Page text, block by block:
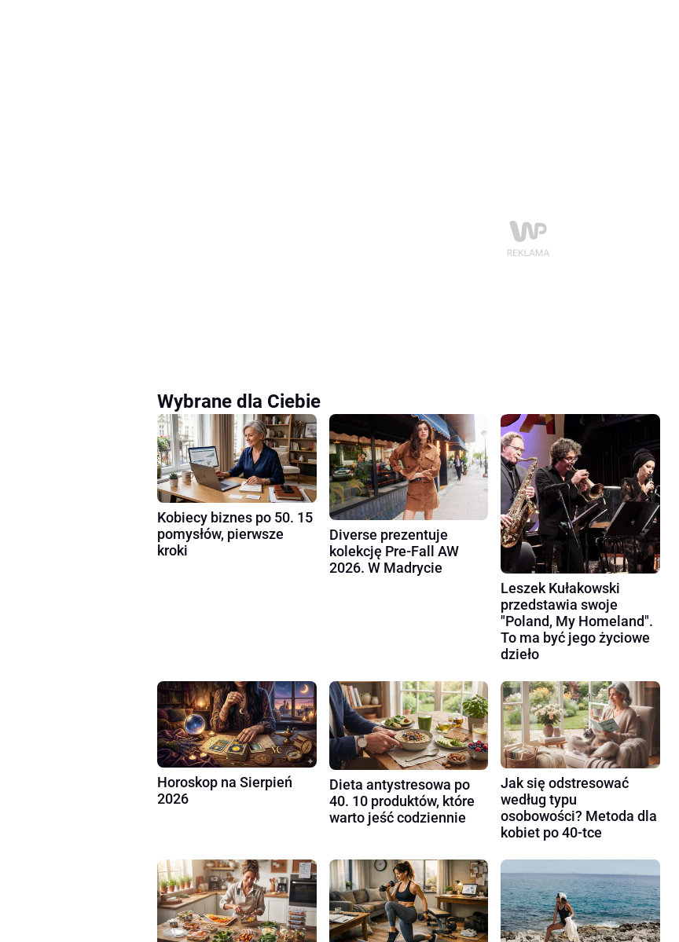
Wybrane dla Ciebie
Kobiecy biznes po 50. 15
pomysłów, pierwsze
kroki
Diverse prezentuje
kolekcję Pre-Fall AW
2026. W Madrycie
Leszek Kułakowski
przedstawia swoje
"Poland, My Homeland".
To ma być jego życiowe
dzieło
Horoskop na Sierpień
2026
Dieta antystresowa po
40. 10 produktów, które
warto jeść codziennie
Jak się odstresować
według typu
osobowości? Metoda dla
kobiet po 40-tce